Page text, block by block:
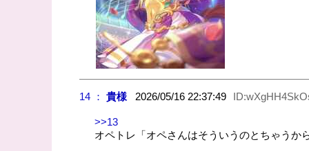
14 ： 貴様2026/05/16 22:37:49
>>13
オペトレ「オペさんはそういうのとちゃうか